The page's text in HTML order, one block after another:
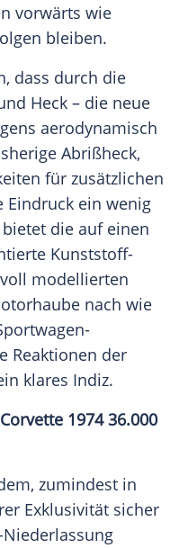
vorwärts wie
bleiben.
dass durch die
Heck – die neue
aerodynamisch
Abrißheck,
für zusätzlichen
Eindruck ein wenig
die auf einen
Kunststoff-
modellierten
nach wie
Reaktionen der
klares Indiz.
1974 36.000
zumindest in
Exklusivität sicher